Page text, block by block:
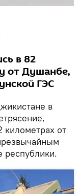
в 82
от Душанбе,
ГЭС
в
километрах от
республики.